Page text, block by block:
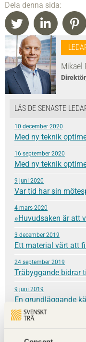
Dela denna sida:
Mikael
LÄS DE SENASTE
10 december 2020
Med ny teknik
16 september 2020
Med ny teknik
9 juni 2020
Var tid har sin
4 mars 2020
»Huvudsaken är att
3 december 2019
Ett material värt att
24 september 2019
Träbyggande bidrar
9 juni 2019
En grundläggande
8 mars 2019